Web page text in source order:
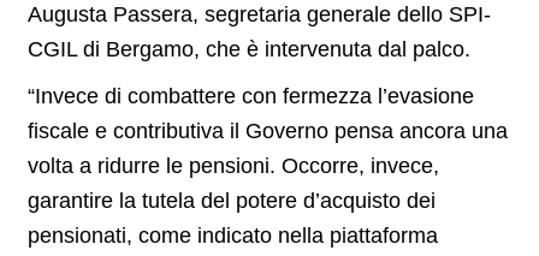
Augusta Passera, segretaria generale dello SPI-
CGIL di Bergamo, che è intervenuta dal palco.
“Invece di combattere con fermezza l’evasione
fiscale e contributiva il Governo pensa ancora una
volta a ridurre le pensioni. Occorre, invece,
garantire la tutela del potere d’acquisto dei
pensionati, come indicato nella piattaforma